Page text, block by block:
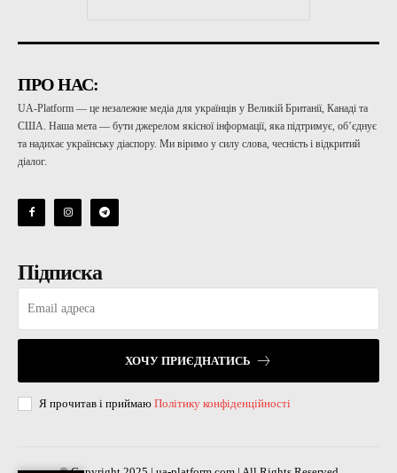
ПРО НАС:
UA-Platform — це незалежне медіа для українців у Великій Британії, Канаді та
США. Наша мета — бути джерелом якісної інформації, яка підтримує, об’єднує
та надихає українську діаспору. Ми віримо у силу слова, чесність і відкритий
діалог.
Підписка
ХОЧУ ПРИЄДНАТИСЬ
Я прочитав і приймаю Політику конфіденційності